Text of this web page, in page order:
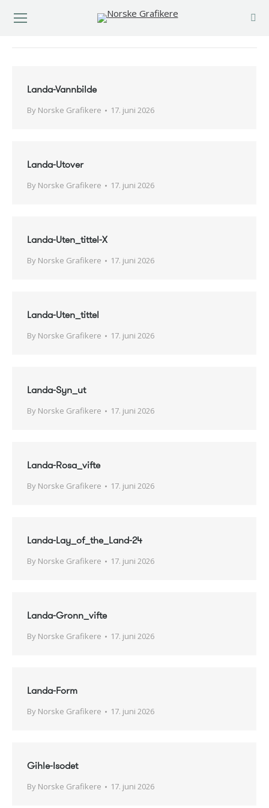
Landa-Vannbilde
By Norske Grafikere 17. juni 2026
Landa-Utover
By Norske Grafikere 17. juni 2026
Landa-Uten_tittel-X
By Norske Grafikere 17. juni 2026
Landa-Uten_tittel
By Norske Grafikere 17. juni 2026
Landa-Syn_ut
By Norske Grafikere 17. juni 2026
Landa-Rosa_vifte
By Norske Grafikere 17. juni 2026
Landa-Lay_of_the_Land-24
By Norske Grafikere 17. juni 2026
Landa-Gronn_vifte
By Norske Grafikere 17. juni 2026
Landa-Form
By Norske Grafikere 17. juni 2026
Gihle-Isodet
By Norske Grafikere 17. juni 2026